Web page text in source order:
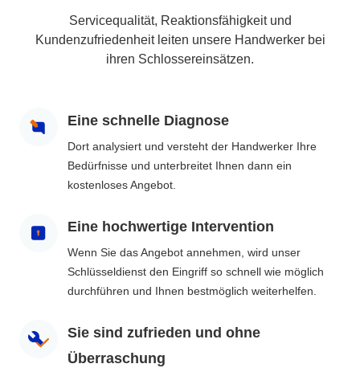
Servicequalität, Reaktionsfähigkeit und
Kundenzufriedenheit leiten unsere Handwerker bei
ihren Schlossereinsätzen.
Eine schnelle Diagnose
Dort analysiert und versteht der Handwerker Ihre
Bedürfnisse und unterbreitet Ihnen dann ein
kostenloses Angebot.
Eine hochwertige Intervention
Wenn Sie das Angebot annehmen, wird unser
Schlüsseldienst den Eingriff so schnell wie möglich
durchführen und Ihnen bestmöglich weiterhelfen.
Sie sind zufrieden und ohne
Überraschung